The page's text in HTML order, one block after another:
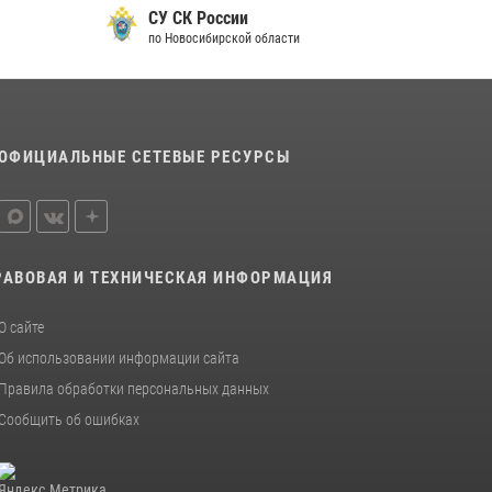
СУ СК России
по Новосибирской области
СЕТЕВЫЕ РЕСУРСЫ
И ТЕХНИЧЕСКАЯ ИНФОРМАЦИЯ
О сайте
Об использовании информации сайта
Правила обработки персональных данных
Сообщить об ошибках